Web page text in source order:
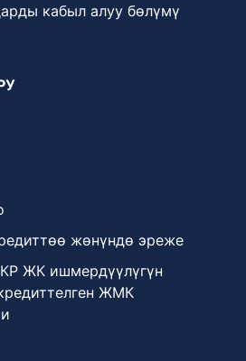
кабыл алуу бөлүмү
жөнүндө эреже
ЖК ишмердүүлүгүн
ЖМК